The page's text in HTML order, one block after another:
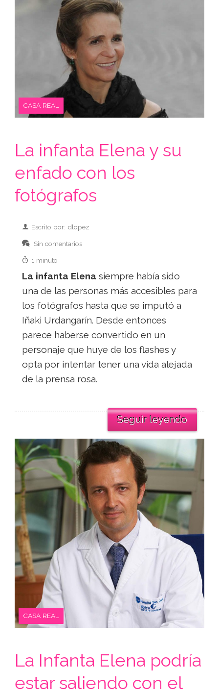
CASA REAL
La infanta Elena y su
enfado con los
fotógrafos
Escrito por: dlopez
Sin comentarios
1 minuto
La infanta Elena siempre había sido
una de las personas más accesibles para
los fotógrafos hasta que se imputó a
Iñaki Urdangarín. Desde entonces
parece haberse convertido en un
personaje que huye de los flashes y
opta por intentar tener una vida alejada
de la prensa rosa.
Seguir leyendo
CASA REAL
La Infanta Elena podría
estar saliendo con el